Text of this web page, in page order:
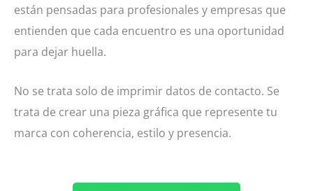
están pensadas para profesionales y empresas que
entienden que cada encuentro es una oportunidad
para dejar huella.
No se trata solo de imprimir datos de contacto. Se
trata de crear una pieza gráfica que represente tu
marca con coherencia, estilo y presencia.